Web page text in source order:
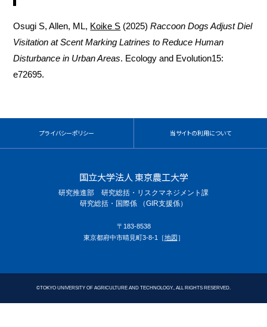
Osugi S, Allen, ML, Koike S (2025)Raccoon Dogs Adjust Diel
Visitation at Scent Marking Latrines to Reduce Human
Disturbance in Urban Areas. Ecology and Evolution15:
e72695.
プライバシーポリシー 当サイトの利用について
国立大学法人 東京農工大学
研究推進部 研究総括・リスクマネジメント課
研究総括・国際係 （GIR支援係）
〒183-8538
東京都府中市晴見町3-8-1［地図］
©TOKYO UNIVERSITY OF AGRICULTURE AND TECHNOLOGY., ALL RIGHTS RESERVED.